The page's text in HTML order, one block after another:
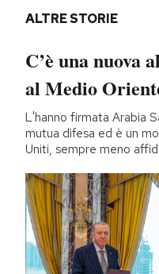
ALTRE STORIE
C’è una nuova
al Medio
L'hanno firmata Arabia
mutua difesa ed è un
Uniti, sempre meno